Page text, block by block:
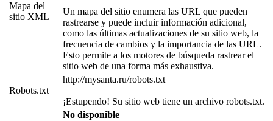
Mapa del
sitio XML
Un mapa del sitio enumera las URL que pueden
rastrearse y puede incluir información adicional,
como las últimas actualizaciones de su sitio web, la
frecuencia de cambios y la importancia de las URL.
Esto permite a los motores de búsqueda rastrear el
sitio web de una forma más exhaustiva.
Robots.txt
http://mysanta.ru/robots.txt
¡Estupendo! Su sitio web tiene un archivo robots.txt.
No disponible